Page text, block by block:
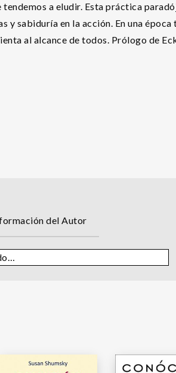
tendemos a eludir. Esta práctica
y sabiduría en la acción. En una
al alcance de todos. Prólogo de
del Autor